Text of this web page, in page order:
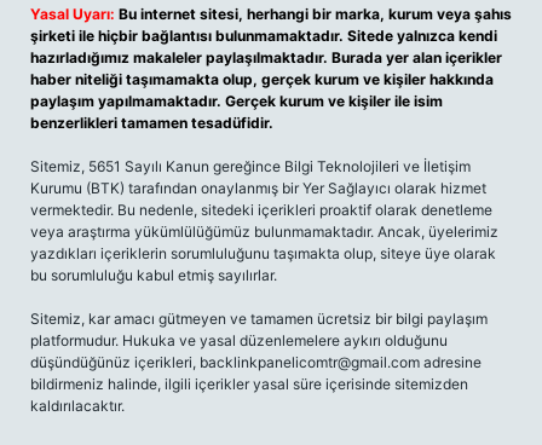
Yasal Uyarı: Bu internet sitesi, herhangi bir marka, kurum veya şahıs
şirketi ile hiçbir bağlantısı bulunmamaktadır. Sitede yalnızca kendi
hazırladığımız makaleler paylaşılmaktadır. Burada yer alan içerikler
haber niteliği taşımamakta olup, gerçek kurum ve kişiler hakkında
paylaşım yapılmamaktadır. Gerçek kurum ve kişiler ile isim
benzerlikleri tamamen tesadüfidir.
Sitemiz, 5651 Sayılı Kanun gereğince Bilgi Teknolojileri ve İletişim
Kurumu (BTK) tarafından onaylanmış bir Yer Sağlayıcı olarak hizmet
vermektedir. Bu nedenle, sitedeki içerikleri proaktif olarak denetleme
veya araştırma yükümlülüğümüz bulunmamaktadır. Ancak, üyelerimiz
yazdıkları içeriklerin sorumluluğunu taşımakta olup, siteye üye olarak
bu sorumluluğu kabul etmiş sayılırlar.
Sitemiz, kar amacı gütmeyen ve tamamen ücretsiz bir bilgi paylaşım
platformudur. Hukuka ve yasal düzenlemelere aykırı olduğunu
düşündüğünüz içerikleri, backlinkpanelicomtr@gmail.com adresine
bildirmeniz halinde, ilgili içerikler yasal süre içerisinde sitemizden
kaldırılacaktır.